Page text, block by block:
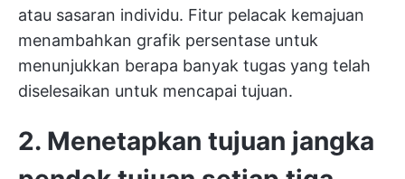
atau sasaran individu. Fitur pelacak kemajuan
menambahkan grafik persentase untuk
menunjukkan berapa banyak tugas yang telah
diselesaikan untuk mencapai tujuan.
2. Menetapkan tujuan jangka